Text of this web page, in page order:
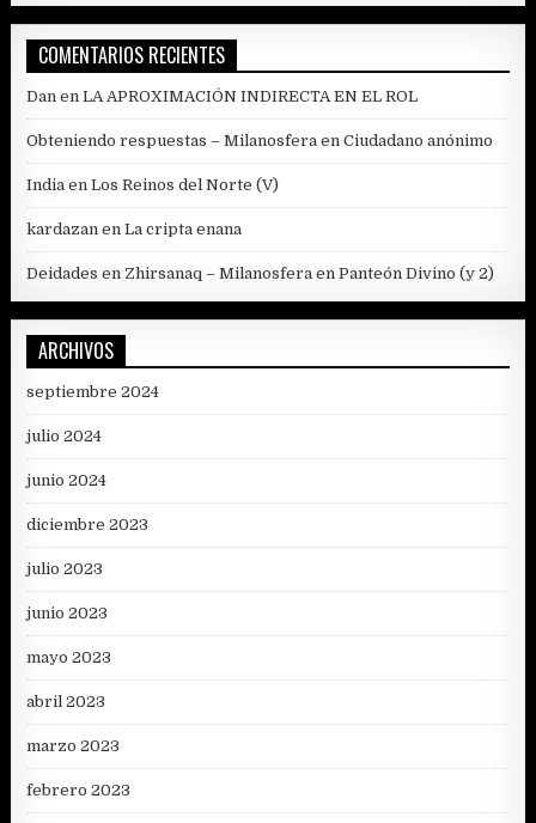
COMENTARIOS RECIENTES
Dan enLA APROXIMACIÓN INDIRECTA EN EL ROL
Obteniendo respuestas – Milanosfera enCiudadano anónimo
India enLos Reinos del Norte (V)
kardazan enLa cripta enana
Deidades en Zhirsanaq – Milanosfera enPanteón Divino (y 2)
ARCHIVOS
septiembre 2024
julio 2024
junio 2024
diciembre 2023
julio 2023
junio 2023
mayo 2023
abril 2023
marzo 2023
febrero 2023